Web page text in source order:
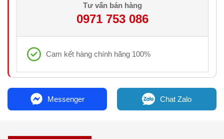
Tư vấn bán hàng
0971 753 086
Cam kết hàng chính hãng 100%
Messenger Chat Zalo